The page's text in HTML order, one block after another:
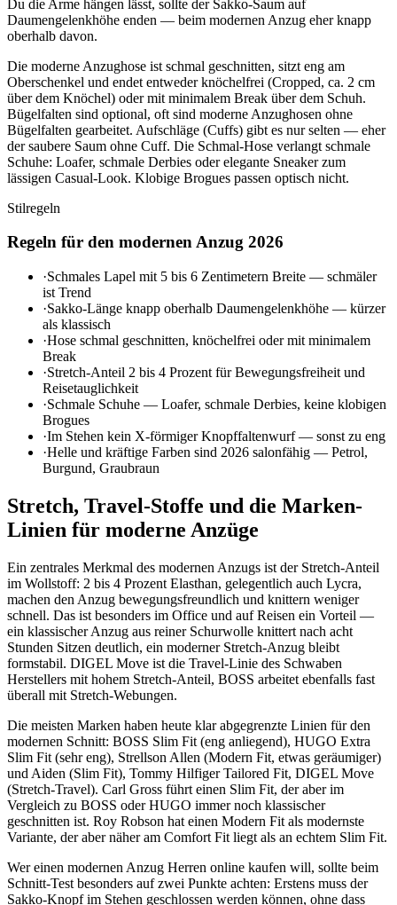
Du die Arme hängen lässt, sollte der Sakko-Saum auf
Daumengelenkhöhe enden — beim modernen Anzug eher knapp
oberhalb davon.
Die moderne Anzughose ist schmal geschnitten, sitzt eng am
Oberschenkel und endet entweder knöchelfrei (Cropped, ca. 2 cm
über dem Knöchel) oder mit minimalem Break über dem Schuh.
Bügelfalten sind optional, oft sind moderne Anzughosen ohne
Bügelfalten gearbeitet. Aufschläge (Cuffs) gibt es nur selten — eher
der saubere Saum ohne Cuff. Die Schmal-Hose verlangt schmale
Schuhe: Loafer, schmale Derbies oder elegante Sneaker zum
lässigen Casual-Look. Klobige Brogues passen optisch nicht.
Stilregeln
Regeln für den modernen Anzug 2026
·Schmales Lapel mit 5 bis 6 Zentimetern Breite — schmäler
ist Trend
·Sakko-Länge knapp oberhalb Daumengelenkhöhe — kürzer
als klassisch
·Hose schmal geschnitten, knöchelfrei oder mit minimalem
Break
·Stretch-Anteil 2 bis 4 Prozent für Bewegungsfreiheit und
Reisetauglichkeit
·Schmale Schuhe — Loafer, schmale Derbies, keine klobigen
Brogues
·Im Stehen kein X-förmiger Knopffaltenwurf — sonst zu eng
·Helle und kräftige Farben sind 2026 salonfähig — Petrol,
Burgund, Graubraun
Stretch, Travel-Stoffe und die Marken-
Linien für moderne Anzüge
Ein zentrales Merkmal des modernen Anzugs ist der Stretch-Anteil
im Wollstoff: 2 bis 4 Prozent Elasthan, gelegentlich auch Lycra,
machen den Anzug bewegungsfreundlich und knittern weniger
schnell. Das ist besonders im Office und auf Reisen ein Vorteil —
ein klassischer Anzug aus reiner Schurwolle knittert nach acht
Stunden Sitzen deutlich, ein moderner Stretch-Anzug bleibt
formstabil. DIGEL Move ist die Travel-Linie des Schwaben
Herstellers mit hohem Stretch-Anteil, BOSS arbeitet ebenfalls fast
überall mit Stretch-Webungen.
Die meisten Marken haben heute klar abgegrenzte Linien für den
modernen Schnitt: BOSS Slim Fit (eng anliegend), HUGO Extra
Slim Fit (sehr eng), Strellson Allen (Modern Fit, etwas geräumiger)
und Aiden (Slim Fit), Tommy Hilfiger Tailored Fit, DIGEL Move
(Stretch-Travel). Carl Gross führt einen Slim Fit, der aber im
Vergleich zu BOSS oder HUGO immer noch klassischer
geschnitten ist. Roy Robson hat einen Modern Fit als modernste
Variante, der aber näher am Comfort Fit liegt als an echtem Slim Fit.
Wer einen modernen Anzug Herren online kaufen will, sollte beim
Schnitt-Test besonders auf zwei Punkte achten: Erstens muss der
Sakko-Knopf im Stehen geschlossen werden können, ohne dass